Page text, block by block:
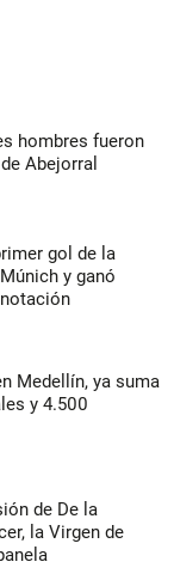
hombres fueron
Abejorral
gol de la
y ganó
Medellín, ya suma
y 4.500
de De la
la Virgen de